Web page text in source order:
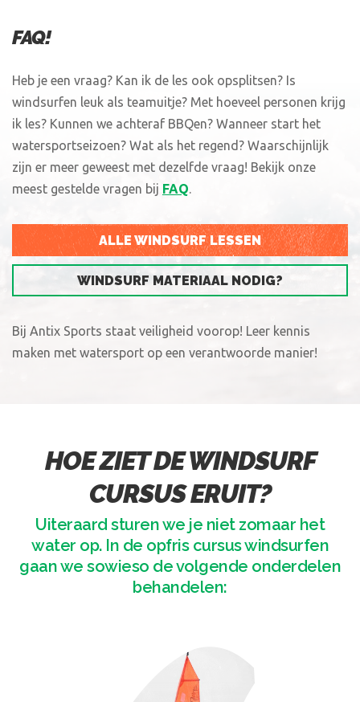
FAQ!
Heb je een vraag? Kan ik de les ook opsplitsen? Is
windsurfen leuk als teamuitje? Met hoeveel personen krijg
ik les? Kunnen we achteraf BBQen? Wanneer start het
watersportseizoen? Wat als het regend? Waarschijnlijk
zijn er meer geweest met dezelfde vraag! Bekijk onze
meest gestelde vragen bij FAQ.
ALLE WINDSURF LESSEN
WINDSURF MATERIAAL NODIG?
Bij Antix Sports staat veiligheid voorop! Leer kennis
maken met watersport op een verantwoorde manier!
HOE ZIET DE WINDSURF
CURSUS ERUIT?
Uiteraard sturen we je niet zomaar het
water op. In de opfris cursus windsurfen
gaan we sowieso de volgende onderdelen
behandelen: